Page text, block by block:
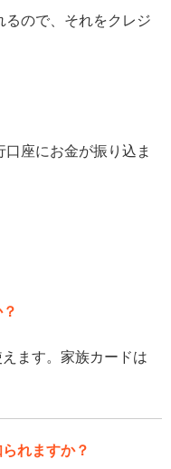
るので、それをクレジ
座にお金が振り込ま
ます。家族カードは
れますか？